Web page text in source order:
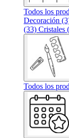
Todos los
Decoración
(33) Cristales
Todos los